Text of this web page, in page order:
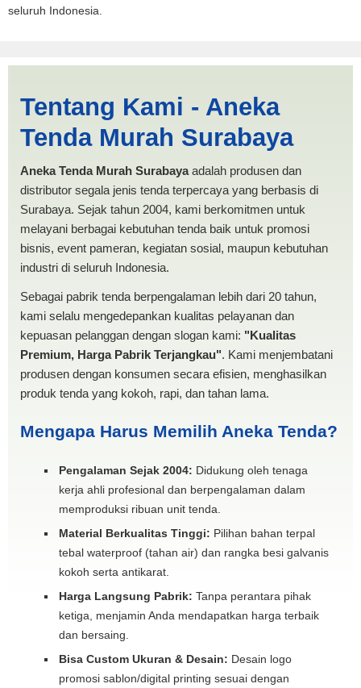
seluruh Indonesia.
| PRODUKSI ANEKA TENDA
MURAH
Tentang Kami - Aneka
Tenda Murah Surabaya
Aneka Tenda Murah Surabayaadalah produsen dan
distributor segala jenis tenda terpercaya yang berbasis di
Surabaya. Sejak tahun 2004, kami berkomitmen untuk
melayani berbagai kebutuhan tenda baik untuk promosi
bisnis, event pameran, kegiatan sosial, maupun kebutuhan
industri di seluruh Indonesia.
Sebagai pabrik tenda berpengalaman lebih dari 20 tahun,
kami selalu mengedepankan kualitas pelayanan dan
kepuasan pelanggan dengan slogan kami: "Kualitas
Premium, Harga Pabrik Terjangkau". Kami menjembatani
produsen dengan konsumen secara efisien, menghasilkan
produk tenda yang kokoh, rapi, dan tahan lama.
Mengapa Harus Memilih Aneka Tenda?
Pengalaman Sejak 2004: Didukung oleh tenaga
kerja ahli profesional dan berpengalaman dalam
memproduksi ribuan unit tenda.
Material Berkualitas Tinggi: Pilihan bahan terpal
tebal waterproof (tahan air) dan rangka besi galvanis
kokoh serta antikarat.
Harga Langsung Pabrik: Tanpa perantara pihak
ketiga, menjamin Anda mendapatkan harga terbaik
dan bersaing.
Bisa Custom Ukuran & Desain: Desain logo
promosi sablon/digital printing sesuai dengan